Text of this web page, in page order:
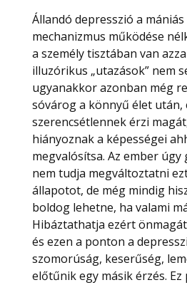
Állandó depresszió a
mechanizmus működése
a személy tisztában van
illuzórikus „utazások” nem
ugyanakkor azonban még
sóvárog a könnyű élet után,
szerencsétlennek érzi
hiányoznak a képességei
megvalósítsa. Az ember
nem tudja megváltoztatni
állapotot, de még mindig
boldog lehetne, ha valami
Hibáztathatja ezért
és ezen a ponton a
szomorúság, keserűség,
előtűnik egy másik érzés. Ez